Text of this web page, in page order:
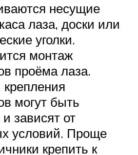
несущие
лаза, доски или
уголки.
монтаж
проёма лаза.
могут быть
зависят от
условий. Проще
крепить к